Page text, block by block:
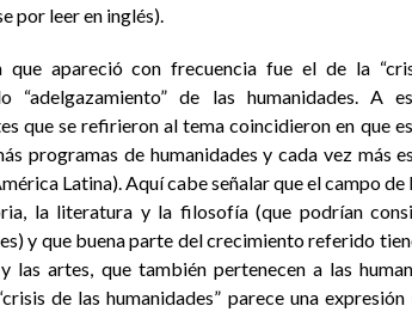
por leer en inglés).
apareció con frecuencia fue el de la
“adelgazamiento” de las humanidades.
que se refirieron al tema coincidieron en que
programas de humanidades y cada vez más
Latina). Aquí cabe señalar que el campo
la literatura y la filosofía (que podrían
y que buena parte del crecimiento referido
las artes, que también pertenecen a las
de las humanidades” parece una